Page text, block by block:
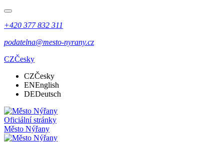
+420 377 832 311
podatelna@mesto-nyrany.cz
CZČesky
CZČesky
ENEnglish
DEDeutsch
Oficiální stránky
Město Nýřany